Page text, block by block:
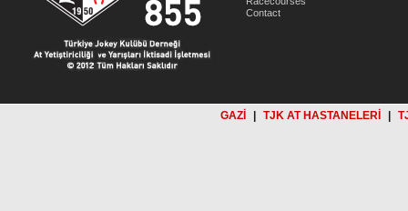
Contact
GAZİ TJK AT HASTANELERİ